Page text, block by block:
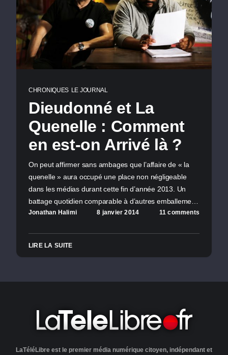
CHRONIQUES LE JOURNAL
Dieudonné et La
Quenelle : Comment
en est-on Arrivé là ?
On peut affirmer sans ambages que l’affaire de « la
quenelle » aura occupé une place non négligeable
dans les médias durant cette fin d’année 2013. Un
battage quotidien comparable à d’autres emballeme…
Jonathan Halimi 8 janvier 2014 11 comments
LIRE LA SUITE
LaTéléLibre est le premier média numérique citoyen, indépendant et